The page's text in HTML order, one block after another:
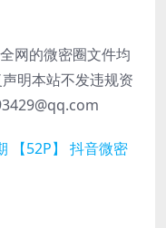
网的微密圈文件均
明本站不发违规资